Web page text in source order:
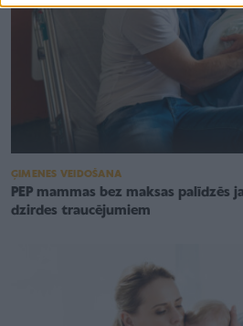
ĢIMENES VEIDOŠANA
PEP mammas bez maksas palīdzēs
dzirdes traucējumiem